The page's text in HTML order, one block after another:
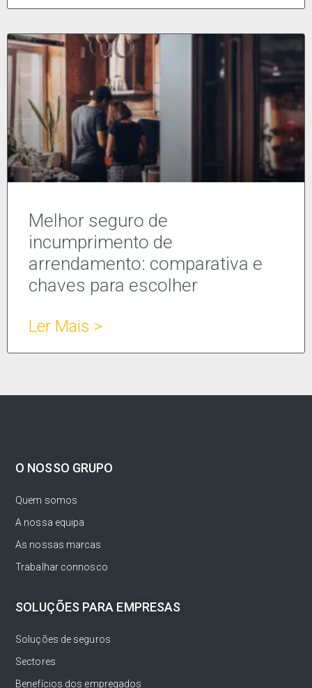
Melhor seguro de
incumprimento de
arrendamento: comparativa e
chaves para escolher
Ler Mais >
O NOSSO GRUPO
Quem somos
A nossa equipa
As nossas marcas
Trabalhar connosco
SOLUÇÕES PARA EMPRESAS
Soluções de seguros
Sectores
Benefícios dos empregados